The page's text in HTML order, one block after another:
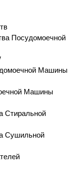
Посудомоечной
Машины
Машины
Стиральной
Сушильной